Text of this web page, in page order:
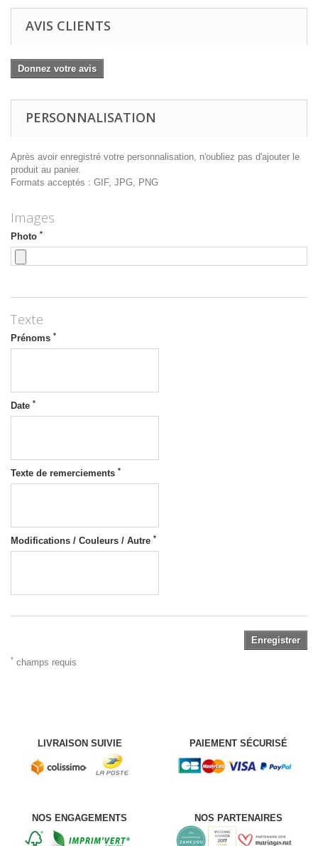
AVIS CLIENTS
Donnez votre avis
PERSONNALISATION
Après avoir enregistré votre personnalisation, n'oubliez pas d'ajouter le
produit au panier.
Formats acceptés : GIF, JPG, PNG
Images
Photo *
Texte
Prénoms *
Date *
Texte de remerciements *
Modifications / Couleurs / Autre *
Enregistrer
* champs requis
LIVRAISON SUIVIE PAIEMENT SÉCURISÉ
NOS ENGAGEMENTS NOS PARTENAIRES